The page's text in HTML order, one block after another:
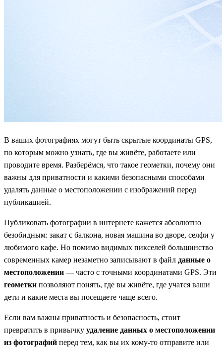
В ваших фотографиях могут быть скрытые координаты GPS,
по которым можно узнать, где вы живёте, работаете или
проводите время. Разберёмся, что такое геометки, почему они
важны для приватности и какими безопасными способами
удалять данные о местоположении с изображений перед
публикацией.
Публиковать фотографии в интернете кажется абсолютно
безобидным: закат с балкона, новая машина во дворе, селфи у
любимого кафе. Но помимо видимых пикселей большинство
современных камер незаметно записывают в файл данные о
местоположении — часто с точными координатами GPS. Эти
геометки позволяют понять, где вы живёте, где учатся ваши
дети и какие места вы посещаете чаще всего.
Если вам важны приватность и безопасность, стоит
превратить в привычку удаление данных о местоположении
из фотографий перед тем, как вы их кому‑то отправите или